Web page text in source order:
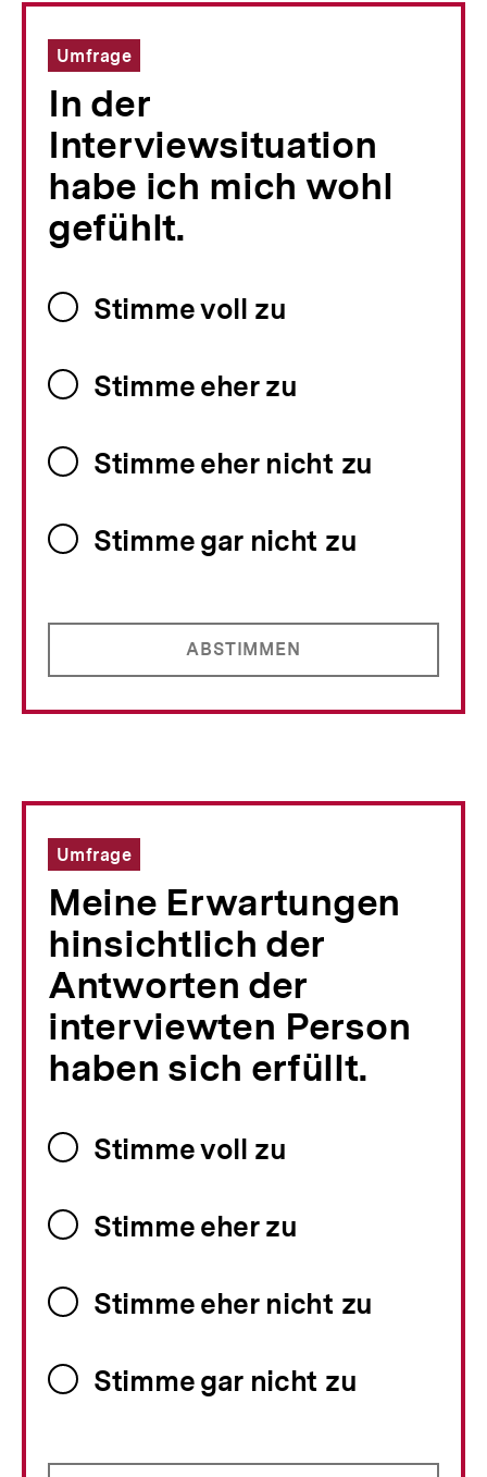
Umfrage
In der
Interviewsituation
habe ich mich wohl
gefühlt.
Stimme voll zu
Stimme eher zu
Stimme eher nicht zu
Stimme gar nicht zu
ABSTIMMEN
Umfrage
Meine Erwartungen
hinsichtlich der
Antworten der
interviewten Person
haben sich erfüllt.
Stimme voll zu
Stimme eher zu
Stimme eher nicht zu
Stimme gar nicht zu